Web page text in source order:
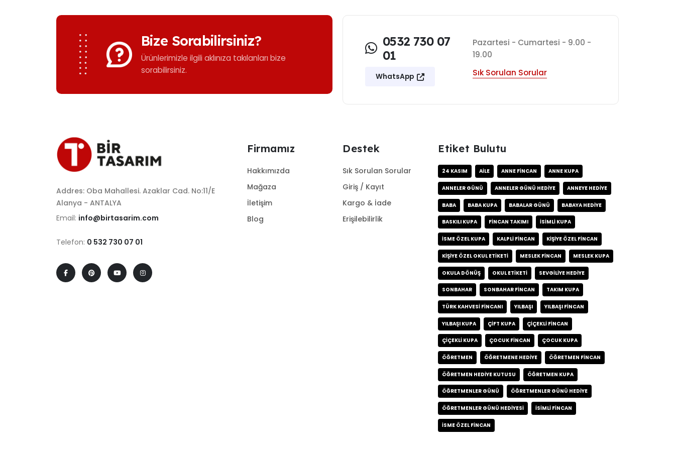
Bize Sorabilirsiniz?
Ürünlerimizle ilgili aklınıza takılanları bize
sorabilirsiniz.
0532 730 07
01
WhatsApp
Pazartesi - Cumartesi - 9.00 -
19.00
Sık Sorulan Sorular
Addres: Oba Mahallesi. Azaklar Cad. No:11/E
Alanya - ANTALYA
Email: info@birtasarim.com
Telefon: 0 532 730 07 01
Firmamız
Hakkımızda
Mağaza
İletişim
Blog
Destek
Sık Sorulan Sorular
Giriş / Kayıt
Kargo & İade
Erişilebilirlik
Etiket Bulutu
24 KASIM AILE ANNE FINCAN ANNE KUPA
ANNELER GÜNÜ ANNELER GÜNÜ HEDIYE ANNEYE HEDIYE
BABA BABA KUPA BABALAR GÜNÜ BABAYA HEDIYE
BASKILI KUPA FINCAN TAKIMI ISIMLI KUPA
ISME ÖZEL KUPA KALPLI FINCAN KIŞIYE ÖZEL FINCAN
KIŞIYE ÖZEL OKUL ETIKETI MESLEK FINCAN MESLEK KUPA
OKULA DÖNÜŞ OKUL ETIKETI SEVGILIYE HEDIYE
SONBAHAR SONBAHAR FINCAN TAKIM KUPA
TÜRK KAHVESI FINCANI YILBAŞI YILBAŞI FINCAN
YILBAŞI KUPA ÇIFT KUPA ÇIÇEKLI FINCAN
ÇIÇEKLI KUPA ÇOCUK FINCAN ÇOCUK KUPA
ÖĞRETMEN ÖĞRETMENE HEDIYE ÖĞRETMEN FINCAN
ÖĞRETMEN HEDIYE KUTUSU ÖĞRETMEN KUPA
ÖĞRETMENLER GÜNÜ ÖĞRETMENLER GÜNÜ HEDIYE
ÖĞRETMENLER GÜNÜ HEDIYESI İSIMLI FINCAN
İSME ÖZEL FINCAN